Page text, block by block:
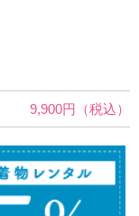
9,900円（税込）